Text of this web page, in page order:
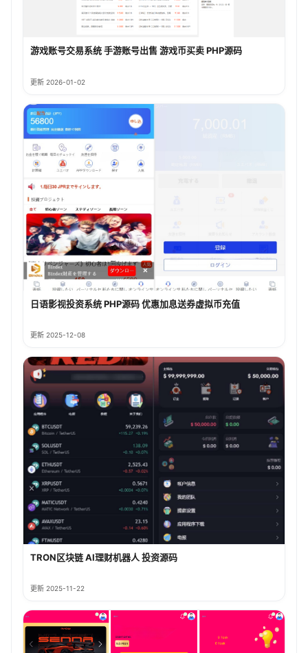
游戏账号交易系统 手游账号出售 游戏币买卖 PHP源码
更新 2026-01-02
日语影视投资系统 PHP源码 优惠加息送券虚拟币充值
更新 2025-12-08
TRON区块链 AI理财机器人 投资源码
更新 2025-11-22